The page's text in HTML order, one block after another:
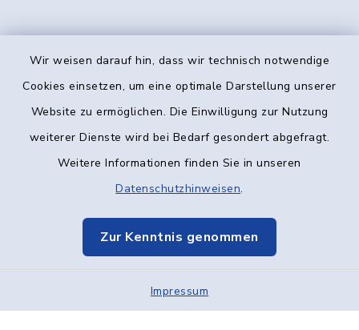
Wir weisen darauf hin, dass wir technisch notwendige
Cookies einsetzen, um eine optimale Darstellung unserer
Website zu ermöglichen. Die Einwilligung zur Nutzung
weiterer Dienste wird bei Bedarf gesondert abgefragt.
Weitere Informationen finden Sie in unseren
Datenschutzhinweisen.
Zur Kenntnis genommen
Impressum
Kontakt
Datenschutz
Elektronische Kommunikation
Sitemap